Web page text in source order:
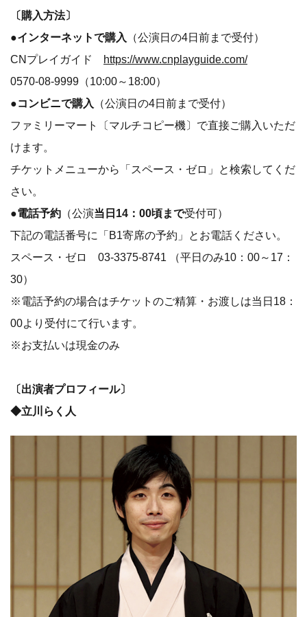
〔購入方法〕
●インターネットで購入
（公演日の4日前まで受付）
CNプレイガイド https://www.cnplayguide.com/
0570-08-9999（10:00～18:00）
●コンビニで購入
（公演日の4日前まで受付）
ファミリーマート〔マルチコピー機〕で直接ご購入いただ
けます。
チケットメニューから「スペース・ゼロ」と検索してくだ
さい。
●電話予約 （公演当日14：00頃まで受付可）
下記の電話番号に「B1寄席の予約」とお電話ください。
スペース・ゼロ 03-3375-8741 （平日のみ10：00～17：
30）
※電話予約の場合はチケットのご精算・お渡しは当日18：
00より受付にて行います。
※お支払いは現金のみ
〔出演者プロフィール〕
◆立川らく人